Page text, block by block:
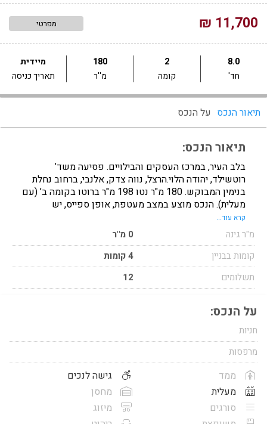
11,700 ₪ מפרטי
8.0
חד'
2
קומה
180
מ''ר
מיידית
תאריך כניסה
תיאור הנכס על הנכס
תיאור הנכס:
בלב העיר, במרכז העסקים והבילויים. פסיעה משד’
רוטשילד, יהודה הלוי.הרצל, נווה צדק, אלנבי, ברחוב נחלת
בנימין המבוקש. 180 מ"ר נטו 198 מ"ר ברוטו בקומה ב’ (עם
מעלית). הנכס מוצע במצב מעטפת, אופן ספייס, יש
גמישות תכנונית. תנאי השכרה נוחים וגמישים בהתאם
לצרכי השוכר. לפרטים נוספים יש ליצור קשר
קרא עוד...
מ"ר גינה
0 מ"ר
קומות בבניין
4 קומות
תשלומים
12
על הנכס:
חניות
מרפסות
ממד
מעלית
סורגים
גישה לנכים
מחסן
מיזוג